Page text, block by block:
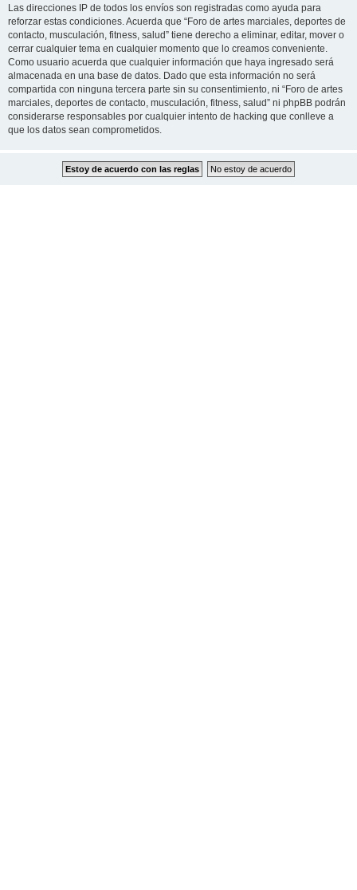
Las direcciones IP de todos los envíos son registradas como ayuda para
reforzar estas condiciones. Acuerda que “Foro de artes marciales, deportes de
contacto, musculación, fitness, salud” tiene derecho a eliminar, editar, mover o
cerrar cualquier tema en cualquier momento que lo creamos conveniente.
Como usuario acuerda que cualquier información que haya ingresado será
almacenada en una base de datos. Dado que esta información no será
compartida con ninguna tercera parte sin su consentimiento, ni “Foro de artes
marciales, deportes de contacto, musculación, fitness, salud” ni phpBB podrán
considerarse responsables por cualquier intento de hacking que conlleve a
que los datos sean comprometidos.